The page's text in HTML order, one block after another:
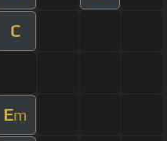
C
Em